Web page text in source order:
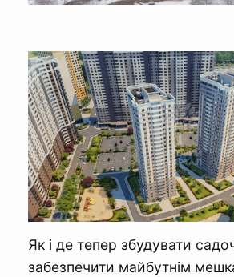
Як і де тепер збудувати
забезпечити майбутнім